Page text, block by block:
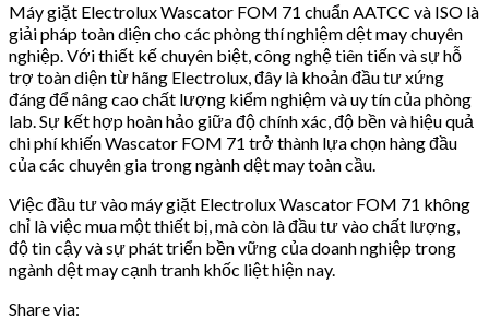
Máy giặt Electrolux Wascator FOM 71 chuẩn AATCC và ISO là
giải pháp toàn diện cho các phòng thí nghiệm dệt may chuyên
nghiệp. Với thiết kế chuyên biệt, công nghệ tiên tiến và sự hỗ
trợ toàn diện từ hãng Electrolux, đây là khoản đầu tư xứng
đáng để nâng cao chất lượng kiểm nghiệm và uy tín của phòng
lab. Sự kết hợp hoàn hảo giữa độ chính xác, độ bền và hiệu quả
chi phí khiến Wascator FOM 71 trở thành lựa chọn hàng đầu
của các chuyên gia trong ngành dệt may toàn cầu.
Việc đầu tư vào máy giặt Electrolux Wascator FOM 71 không
chỉ là việc mua một thiết bị, mà còn là đầu tư vào chất lượng,
độ tin cậy và sự phát triển bền vững của doanh nghiệp trong
ngành dệt may cạnh tranh khốc liệt hiện nay.
Share via: